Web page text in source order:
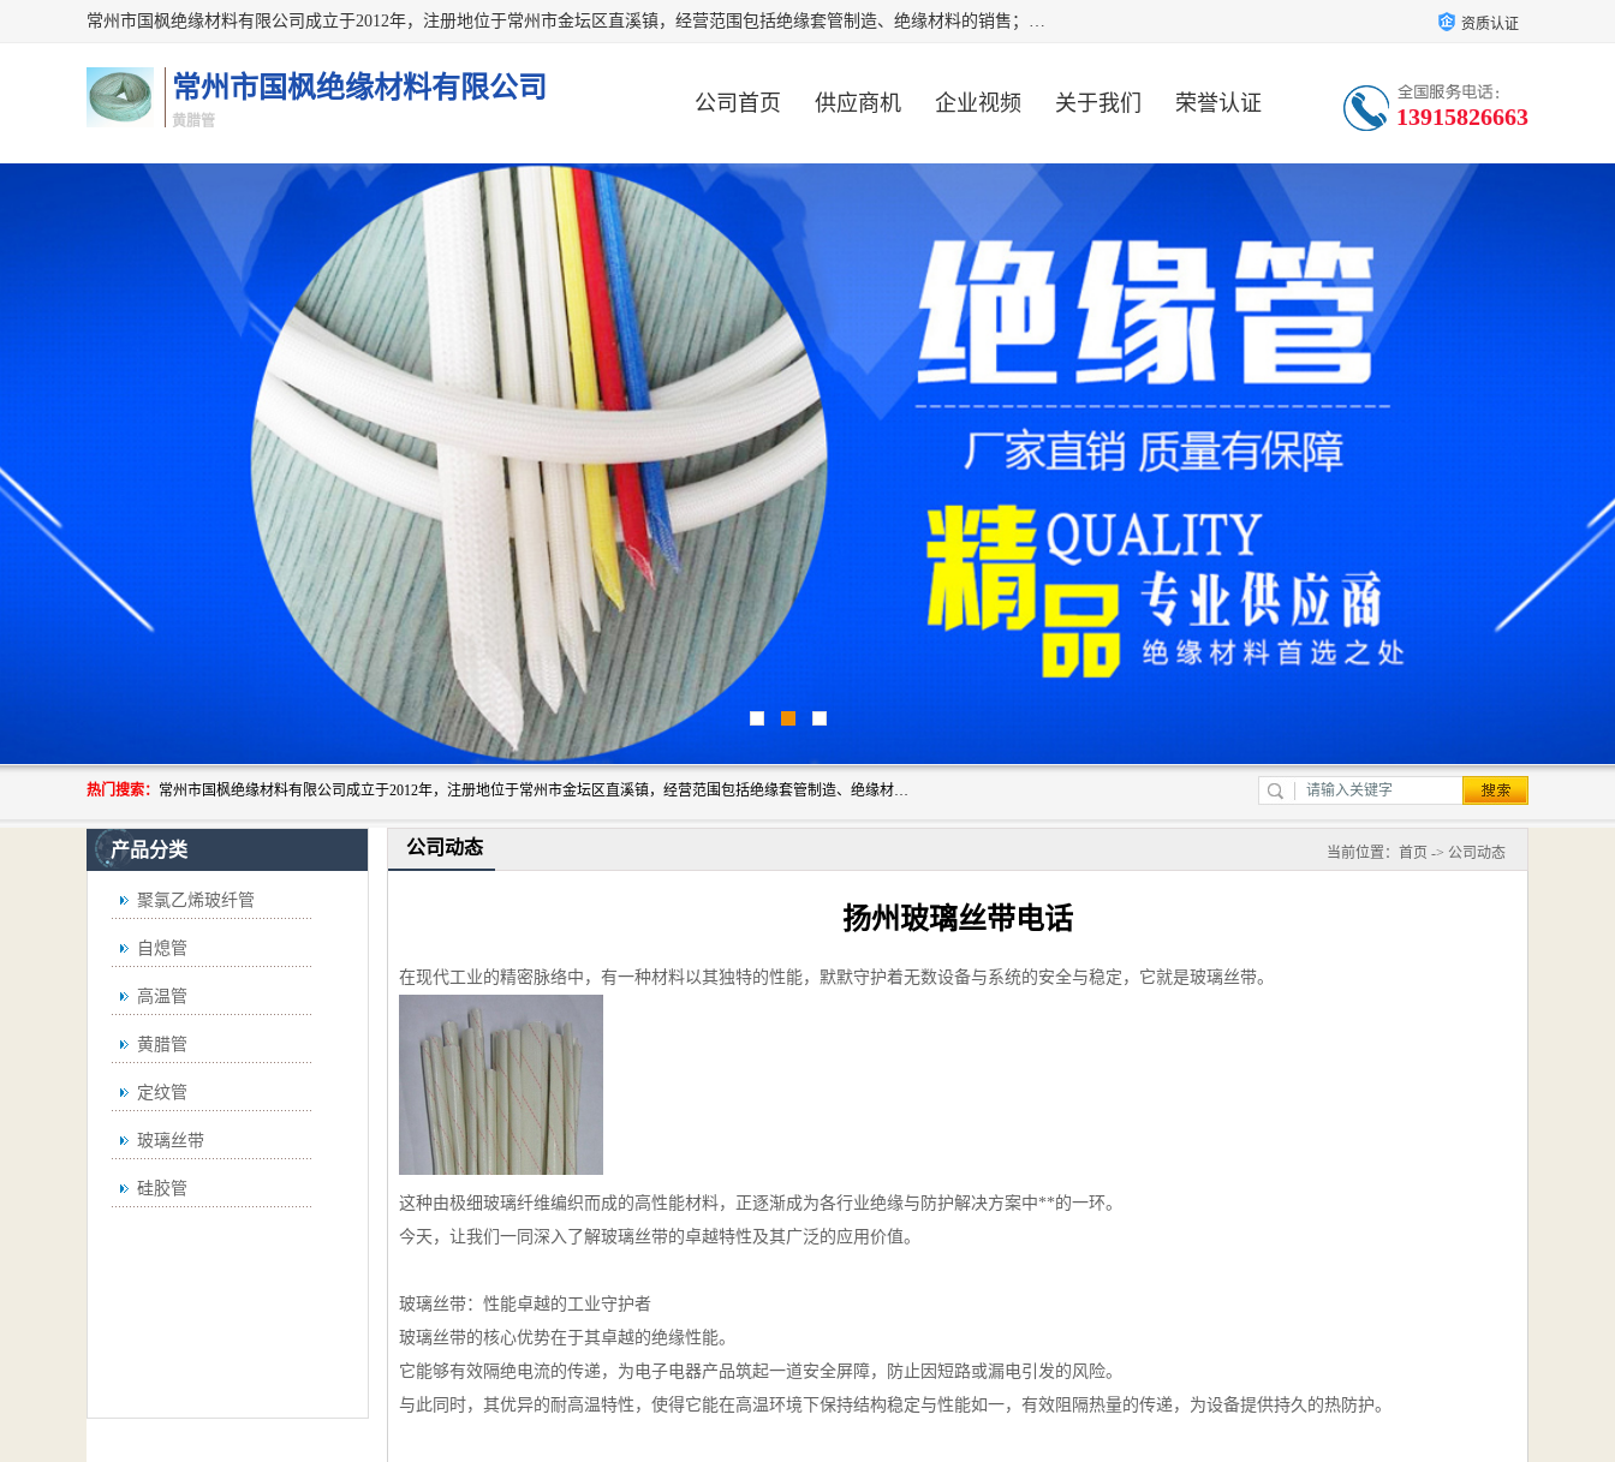
常州市国枫绝缘材料有限公司成立于2012年，注册地位于常州市金坛区直溪镇，经营范围包括绝缘套管制造、绝缘材料的销售；专业生产各种：黄腊管、自熄管、硅胶管、定纹管，厂价直销。 资质认证
常州市国枫绝缘材料有限公司
黄腊管
公司首页 供应商机 企业视频 关于我们 荣誉认证
公司动态
13915826663
热门搜索： 常州市国枫绝缘材料有限公司成立于2012年，注册地位于常州市金坛区直溪镇，经营范围包括绝缘套管制造、绝缘材料的销售；专业生产各种：黄腊管、自熄管、硅胶管、定纹管，厂价直销。
产品分类
聚氯乙烯玻纤管
自熄管
高温管
黄腊管
定纹管
玻璃丝带
硅胶管
公司动态 当前位置： 首页 -> 公司动态
扬州玻璃丝带电话
在现代工业的精密脉络中，有一种材料以其独特的性能，默默守护着无数设备与系统的安全与稳定，它就是玻璃丝带。
这种由极细玻璃纤维编织而成的高性能材料，正逐渐成为各行业绝缘与防护解决方案中**的一环。
今天，让我们一同深入了解玻璃丝带的卓越特性及其广泛的应用价值。
玻璃丝带：性能卓越的工业守护者
玻璃丝带的核心优势在于其卓越的绝缘性能。
它能够有效隔绝电流的传递，为电子电器产品筑起一道安全屏障，防止因短路或漏电引发的风险。
与此同时，其优异的耐高温特性，使得它能在高温环境下保持结构稳定与性能如一，有效阻隔热量的传递，为设备提供持久的热防护。